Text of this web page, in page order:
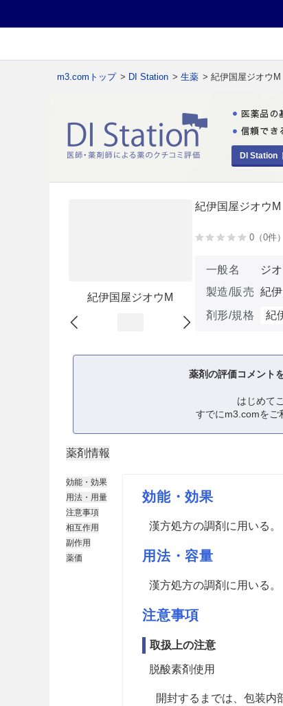
m3.comトップ > DI Station > 生薬 > 紀伊国屋ジオウM
DI Station
紀伊国屋ジオウM
紀伊国屋ジオウM
0（0件）
一般名
ジ
製造/販売 紀
剤形/規格
紀
薬剤の評価コメント
はじめて
すでにm3.comをご
薬剤情報
効能・効果
用法・用量
注意事項
相互作用
副作用
薬価
効能・効果
漢方処方の調剤に用いる。
用法・容量
漢方処方の調剤に用いる。
注意事項
取扱上の注意
脱酸素剤使用
開封するまでは、包装内